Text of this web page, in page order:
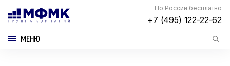
По России бесплатно
+7 (495) 122-22-62
МЕНЮ